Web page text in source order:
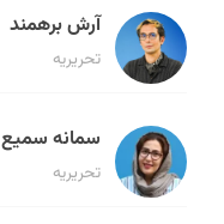
آرش برهمند
تحریریه
سمانه سمیع
تحریریه